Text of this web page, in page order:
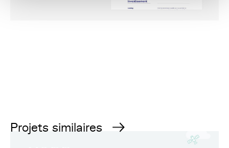
Projets similaires